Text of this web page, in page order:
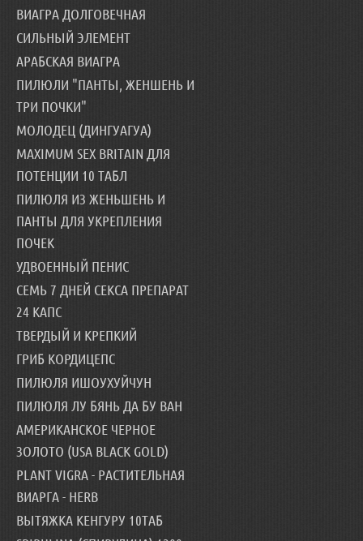
ВИАГРА ДОЛГОВЕЧНАЯ
СИЛЬНЫЙ ЭЛЕМЕНТ
АРАБСКАЯ ВИАГРА
ПИЛЮЛИ "ПАНТЫ, ЖЕНШЕНЬ И
ТРИ ПОЧКИ"
МОЛОДЕЦ (ДИНГУАГУА)
MAXIMUM SEX BRITAIN ДЛЯ
ПОТЕНЦИИ 10 ТАБЛ
ПИЛЮЛЯ ИЗ ЖЕНЬШЕНЬ И
ПАНТЫ ДЛЯ УКРЕПЛЕНИЯ
ПОЧЕК
УДВОЕННЫЙ ПЕНИС
СЕМЬ 7 ДНЕЙ СЕКСА ПРЕПАРАТ
24 КАПС
ТВЕРДЫЙ И КРЕПКИЙ
ГРИБ КОРДИЦЕПС
ПИЛЮЛЯ ИШОУХУЙЧУН
ПИЛЮЛЯ ЛУ БЯНЬ ДА БУ ВАН
АМЕРИКАНСКОЕ ЧЕРНОЕ
ЗОЛОТО (USA BLACK GOLD)
PLANT VIGRA - РАСТИТЕЛЬНАЯ
ВИАРГА - HERB
ВЫТЯЖКА КЕНГУРУ 10ТАБ